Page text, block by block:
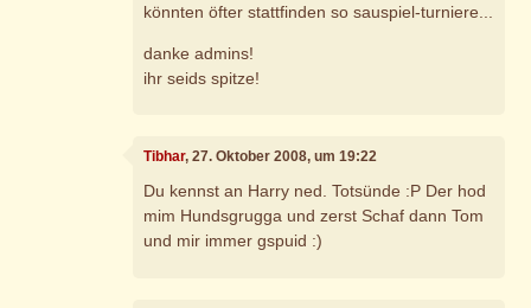
könnten öfter stattfinden so sauspiel-turniere...
danke admins!
ihr seids spitze!
Tibhar, 27. Oktober 2008, um 19:22
Du kennst an Harry ned. Totsünde :P Der hod
mim Hundsgrugga und zerst Schaf dann Tom
und mir immer gspuid :)